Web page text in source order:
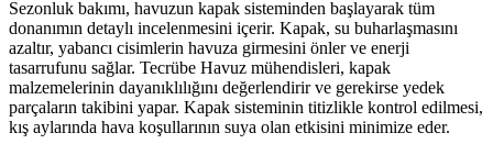
Sezonluk bakımı, havuzun kapak sisteminden başlayarak tüm
donanımın detaylı incelenmesini içerir. Kapak, su buharlaşmasını
azaltır, yabancı cisimlerin havuza girmesini önler ve enerji
tasarrufunu sağlar. Tecrübe Havuz mühendisleri, kapak
malzemelerinin dayanıklılığını değerlendirir ve gerekirse yedek
parçaların takibini yapar. Kapak sisteminin titizlikle kontrol edilmesi,
kış aylarında hava koşullarının suya olan etkisini minimize eder.